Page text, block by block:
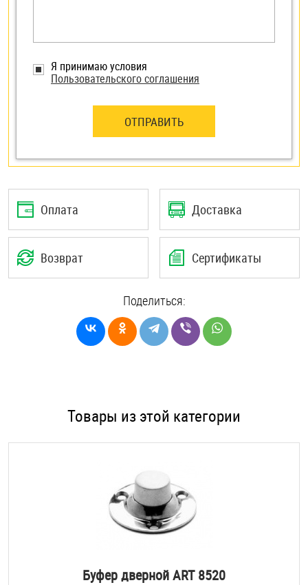
Я принимаю условия
Пользовательского соглашения
ОТПРАВИТЬ
Оплата Доставка
Возврат Сертификаты
Поделиться:
Товары из этой категории
Буфер дверной ART 8520